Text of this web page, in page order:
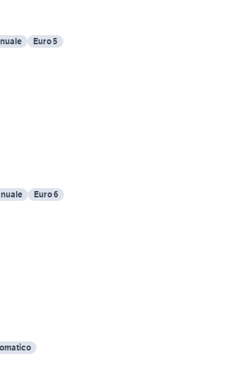
Euro 5
Euro 6